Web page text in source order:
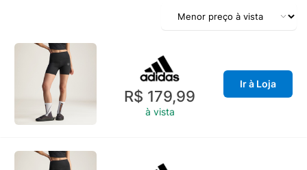
R$ 179,99
à vista
Ir à Loja